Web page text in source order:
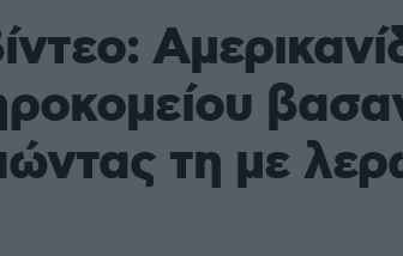
τη με